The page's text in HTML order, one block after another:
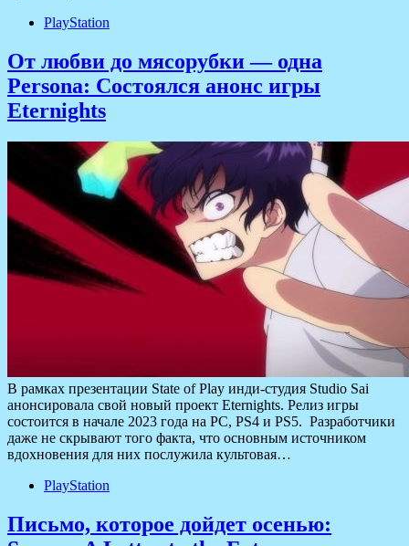
PlayStation
От любви до мясорубки — одна
Persona: Состоялся анонс игры
Eternights
В рамках презентации State of Play инди-студия Studio Sai
анонсировала свой новый проект Eternights. Релиз игры
состоится в начале 2023 года на PC, PS4 и PS5. Разработчики
даже не скрывают того факта, что основным источником
вдохновения для них послужила культовая…
PlayStation
Письмо, которое дойдет осенью: